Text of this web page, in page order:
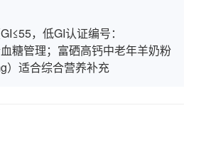
，低GI认证编号：
糖管理；富硒高钙中老年羊奶粉
）适合综合营养补充